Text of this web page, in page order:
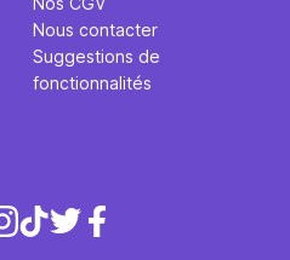
Nous contacter
Suggestions de
fonctionnalités